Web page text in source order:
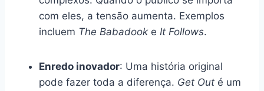
com eles, a tensão aumenta. Exemplos
incluem The Babadook e It Follows.
Enredo inovador: Uma história original
pode fazer toda a diferença. Get Out é um